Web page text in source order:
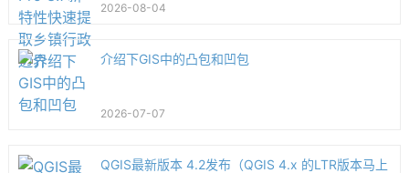
2026-08-04
介绍下GIS中的凸包和凹包
2026-07-07
QGIS最新版本 4.2发布（QGIS 4.x 的LTR版本马上